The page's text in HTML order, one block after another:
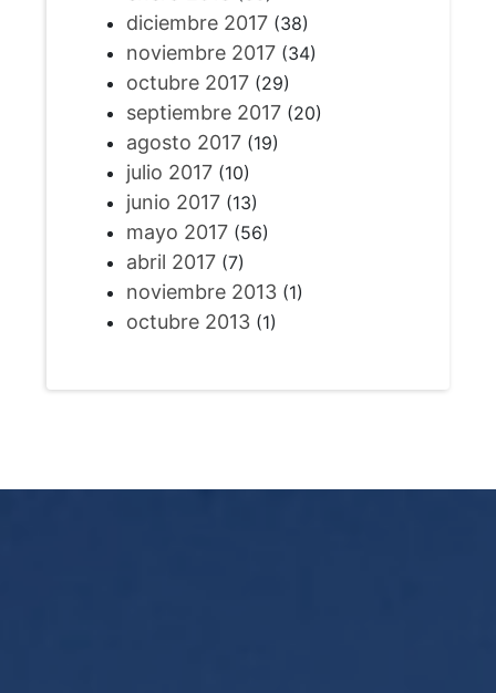
diciembre 2017(38)
noviembre 2017(34)
octubre 2017(29)
septiembre 2017(20)
agosto 2017(19)
julio 2017(10)
junio 2017(13)
mayo 2017(56)
abril 2017(7)
noviembre 2013(1)
octubre 2013(1)